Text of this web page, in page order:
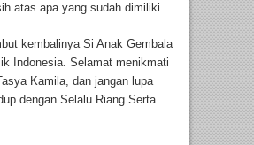
atas apa yang sudah dimiliki.
kembalinya Si Anak Gembala
Indonesia. Selamat menikmati
Kamila, dan jangan lupa
dengan Selalu Riang Serta